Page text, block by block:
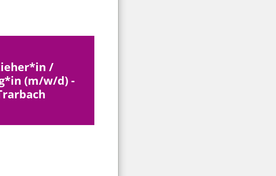
/
(m/w/d) -